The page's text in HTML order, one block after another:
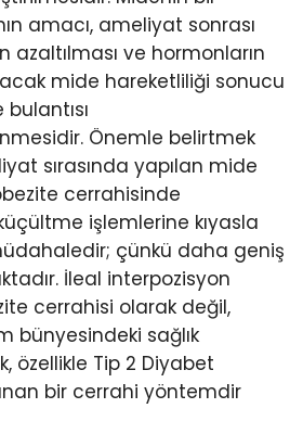
amacı, ameliyat sonrası
azaltılması ve hormonların
mide hareketliliği sonucu
Önemle belirtmek
sırasında yapılan mide
cerrahisinde
işlemlerine kıyasla
çünkü daha geniş
İleal interpozisyon
cerrahisi olarak değil,
bünyesindeki sağlık
özellikle Tip 2 Diyabet
bir cerrahi yöntemdir